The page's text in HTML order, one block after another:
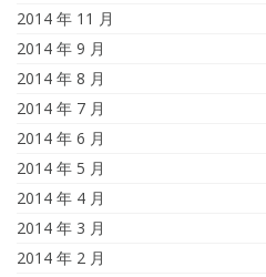
2014 年 11 月
2014 年 9 月
2014 年 8 月
2014 年 7 月
2014 年 6 月
2014 年 5 月
2014 年 4 月
2014 年 3 月
2014 年 2 月